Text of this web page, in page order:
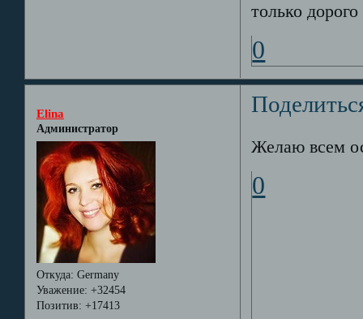
только
0
Elina
Администратор
Откуда: Germany
Уважение: +32454
Позитив: +17413
Желаю всем
0